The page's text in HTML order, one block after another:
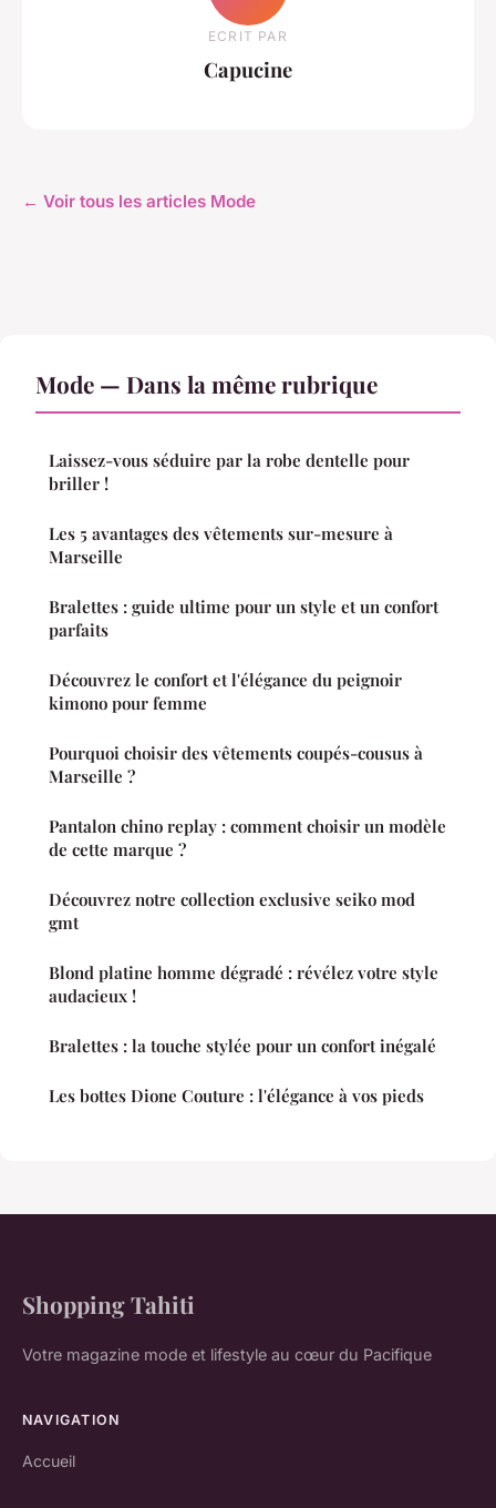
ECRIT PAR
Capucine
← Voir tous les articles Mode
Mode — Dans la même rubrique
Laissez-vous séduire par la robe dentelle pour
briller !
Les 5 avantages des vêtements sur-mesure à
Marseille
Bralettes : guide ultime pour un style et un confort
parfaits
Découvrez le confort et l'élégance du peignoir
kimono pour femme
Pourquoi choisir des vêtements coupés-cousus à
Marseille ?
Pantalon chino replay : comment choisir un modèle
de cette marque ?
Découvrez notre collection exclusive seiko mod
gmt
Blond platine homme dégradé : révélez votre style
audacieux !
Bralettes : la touche stylée pour un confort inégalé
Les bottes Dione Couture : l'élégance à vos pieds
Shopping Tahiti
Votre magazine mode et lifestyle au cœur du Pacifique
NAVIGATION
Accueil